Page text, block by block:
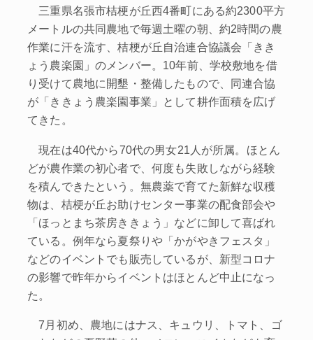
三重県名張市桔梗が丘西4番町にある約2300平方
メートルの共同農地で毎週土曜の朝、約2時間の農
作業に汗を流す、桔梗が丘自治連合協議会「きき
ょう農楽園」のメンバー。10年前、学校敷地を借
り受けて農地に開墾・整備したもので、同連合協
が「ききょう農楽園事業」として耕作面積を広げ
てきた。
現在は40代から70代の男女21人が所属。ほとん
どが農作業の初心者で、何度も失敗しながら経験
を積んできたという。無農薬で育てた新鮮な収穫
物は、桔梗が丘お助けセンター事業の配食部会や
「ほっとまち茶房ききょう」などに卸して喜ばれ
ている。例年なら夏祭りや「かがやきフェスタ」
などのイベントでも販売しているが、新型コロナ
の影響で昨年からイベントはほとんど中止になっ
た。
7月初め、農地にはナス、キュウリ、トマト、ゴ